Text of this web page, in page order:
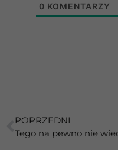
0 KOMENTARZY
POPRZEDNI